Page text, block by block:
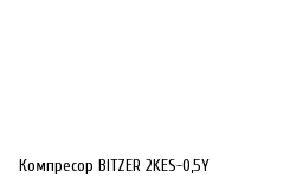
Компресор BITZER 2KES-0,5Y